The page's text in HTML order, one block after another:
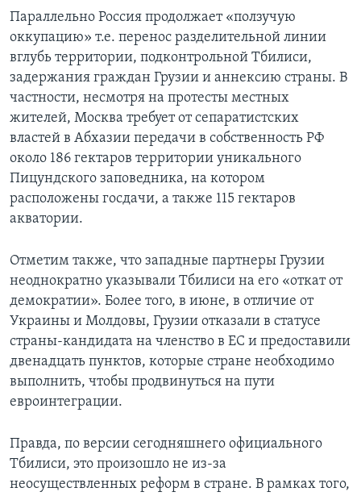
Параллельно Россия продолжает «ползучую
оккупацию» т.е. перенос разделительной линии
вглубь территории, подконтрольной Тбилиси,
задержания граждан Грузии и аннексию страны. В
частности, несмотря на протесты местных
жителей, Москва требует от сепаратистских
властей в Абхазии передачи в собственность РФ
около 186 гектаров территории уникального
Пицундского заповедника, на котором
расположены госдачи, а также 115 гектаров
акватории.
Отметим также, что западные партнеры Грузии
неоднократно указывали Тбилиси на его «откат от
демократии». Более того, в июне, в отличие от
Украины и Молдовы, Грузии отказали в статусе
страны-кандидата на членство в ЕС и предоставили
двенадцать пунктов, которые стране необходимо
выполнить, чтобы продвинуться на пути
евроинтеграции.
Правда, по версии сегодняшнего официального
Тбилиси, это произошло не из-за
неосуществленных реформ в стране. В рамках того,